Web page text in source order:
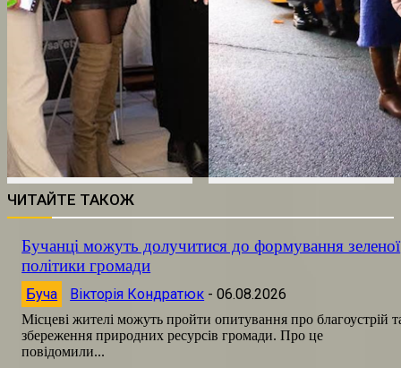
ЧИТАЙТЕ ТАКОЖ
Бучанці можуть долучитися до формування зеленої
політики громади
Буча Вікторія Кондратюк - 06.08.2026
Місцеві жителі можуть пройти опитування про благоустрій
збереження природних ресурсів громади. Про це
повідомили...